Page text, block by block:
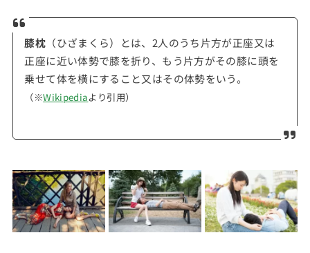
膝枕 （ひざまくら）とは、2人のうち片方が正座又は
正座に近い体勢で膝を折り、もう片方がその膝に頭を
乗せて体を横にすること又はその体勢をいう。
（※Wikipediaより引用）